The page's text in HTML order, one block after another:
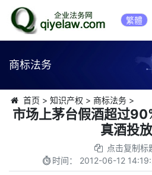
繁體
商标法务
首页 > 知识产权 > 商标法务>
市场上茅台假酒超过
真酒投
点击复制标
时间： 2012-06-12